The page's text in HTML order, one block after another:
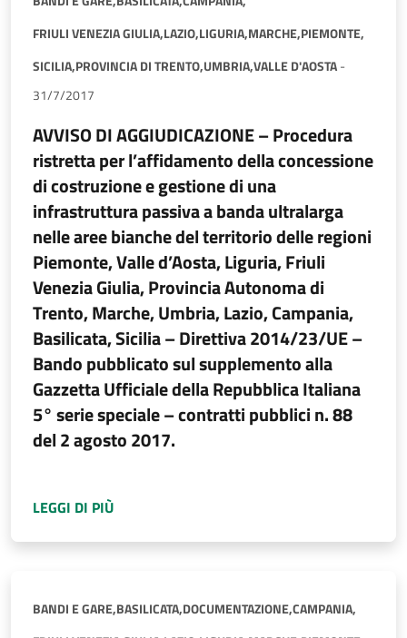
FRIULI VENEZIA GIULIA,LAZIO,LIGURIA,MARCHE,PIEMONTE,
SICILIA,PROVINCIA DI TRENTO,UMBRIA,VALLE D'AOSTA-
31/7/2017
AVVISO DI AGGIUDICAZIONE – Procedura
ristretta per l’affidamento della concessione
di costruzione e gestione di una
infrastruttura passiva a banda ultralarga
nelle aree bianche del territorio delle regioni
Piemonte, Valle d’Aosta, Liguria, Friuli
Venezia Giulia, Provincia Autonoma di
Trento, Marche, Umbria, Lazio, Campania,
Basilicata, Sicilia – Direttiva 2014/23/UE –
Bando pubblicato sul supplemento alla
Gazzetta Ufficiale della Repubblica Italiana
5° serie speciale – contratti pubblici n. 88
del 2 agosto 2017.
LEGGI DI PIÙ
BANDI E GARE,BASILICATA,DOCUMENTAZIONE,CAMPANIA,